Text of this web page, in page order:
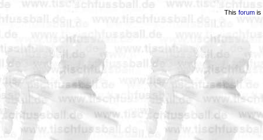
This forumis